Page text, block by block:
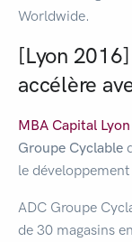
Worldwide.
[Lyon
accélère
MBA Capital Lyon
Groupe Cyclable
le
ADC Groupe
de 30 magasins